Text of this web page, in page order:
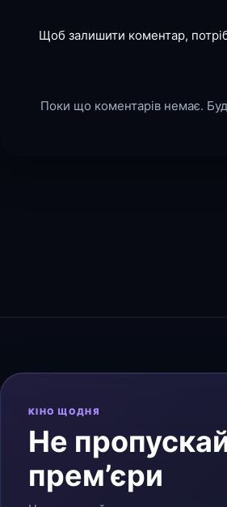
Щоб залишити коментар,
Поки що коментарів немає.
КІНО ЩОДНЯ
Не
прем’єри